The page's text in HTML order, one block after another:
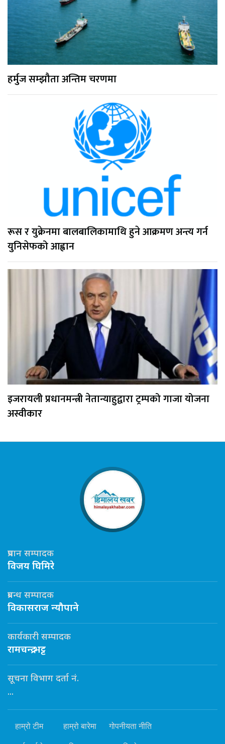
हर्मुज सम्झौता अन्तिम चरणमा
रूस र युक्रेनमा बालबालिकामाथि हुने आक्रमण अन्त्य गर्न
युनिसेफको आह्वान
इजरायली प्रधानमन्त्री नेतान्याहुद्वारा ट्रम्पको गाजा योजना
अस्वीकार
प्रधान सम्पादक
विजय घिमिरे
प्रबन्ध सम्पादक
विकासराज न्यौपाने
कार्यकारी सम्पादक
रामचन्द्र भट्ट
सूचना विभाग दर्ता नं.
...
हाम्रो टीम हाम्रो बारेमा गोपनीयता नीति